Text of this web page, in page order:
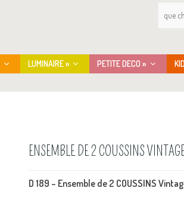
LUMINAIRE » PETITE DECO »
ENSEMBLE DE 2 COUSSINS
D 189 – Ensemble de 2 COUSSINS